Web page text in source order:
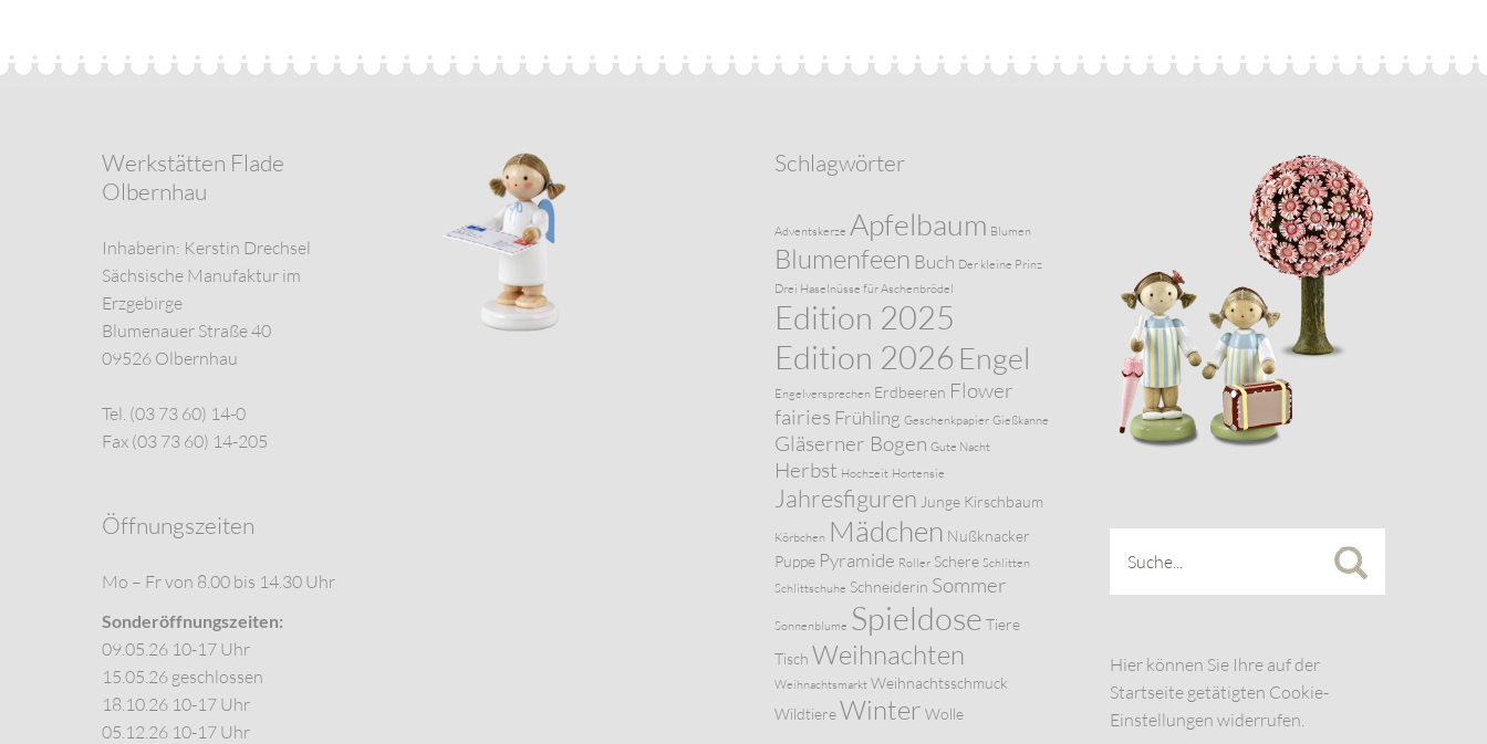
Werkstätten Flade
Olbernhau
Inhaberin: Kerstin Drechsel
Sächsische Manufaktur im
Erzgebirge
Blumenauer Straße 40
09526 Olbernhau
Tel. (03 73 60) 14-0
Fax (03 73 60) 14-205
Öffnungszeiten
Mo – Fr von 8.00 bis 14.30 Uhr
Sonderöffnungszeiten:
09.05.26 10-17 Uhr
15.05.26 geschlossen
18.10.26 10-17 Uhr
05.12.26 10-17 Uhr
Schlagwörter
Adventskerze Apfelbaum Blumen
Blumenfeen Buch Der kleine Prinz
Drei Haselnüsse für Aschenbrödel
Edition 2025
Edition 2026 Engel
Engelversprechen Erdbeeren Flower
fairies Frühling Geschenkpapier Gießkanne
Gläserner Bogen Gute Nacht
Herbst Hochzeit Hortensie
Jahresfiguren Junge Kirschbaum
Körbchen Mädchen Nußknacker
Puppe Pyramide Roller Schere Schlitten
Schlittschuhe Schneiderin Sommer
Sonnenblume Spieldose Tiere
Tisch Weihnachten
Weihnachtsmarkt Weihnachtsschmuck
Wildtiere Winter Wolle
Hier können Sie Ihre auf der
Startseite getätigten Cookie-
Einstellungen widerrufen.